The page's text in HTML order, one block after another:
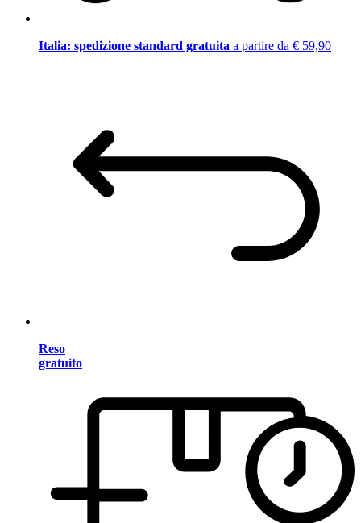
Italia: spedizione standard gratuita a partire da € 59,90
Reso
gratuito